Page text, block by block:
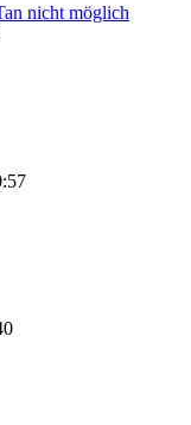
nicht möglich